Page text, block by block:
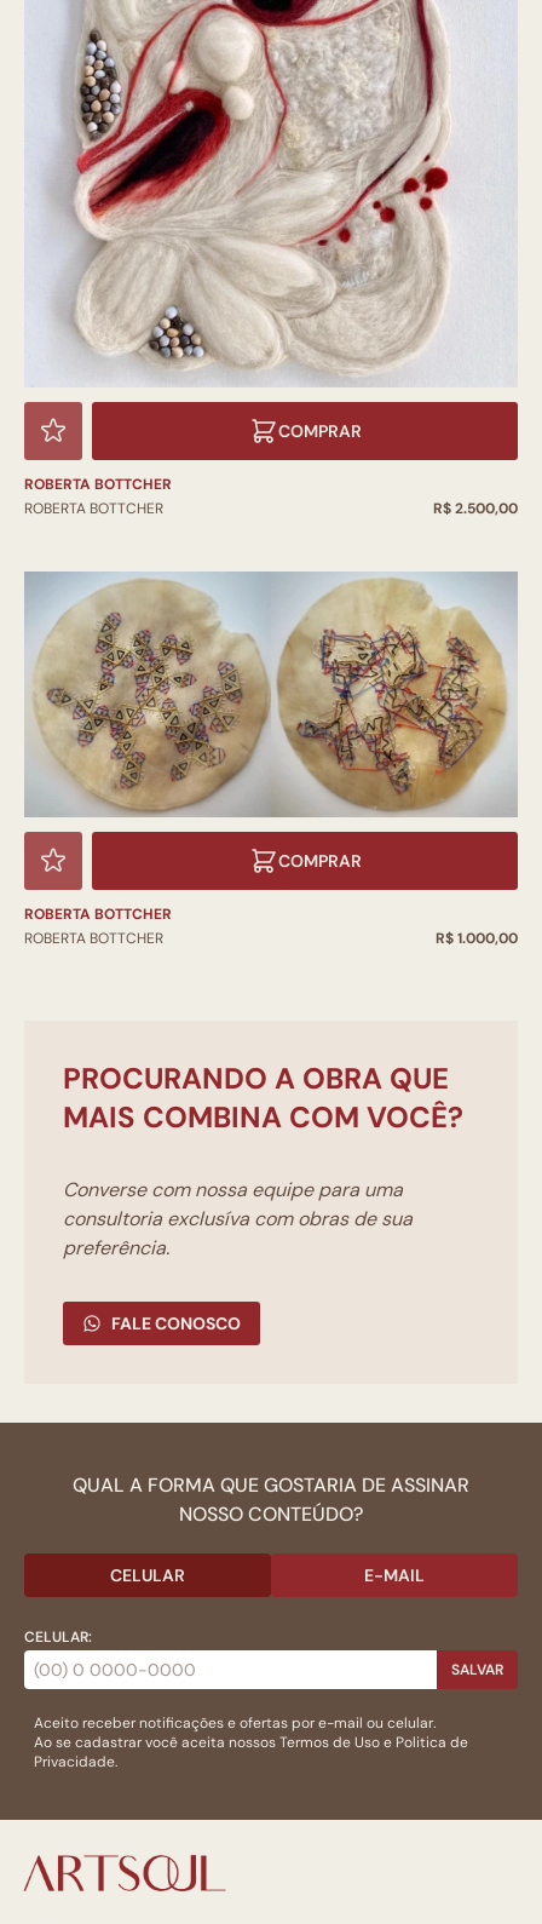
COMPRAR
ROBERTA BOTTCHER
ROBERTA BOTTCHER
R$ 2.500,00
COMPRAR
ROBERTA BOTTCHER
ROBERTA BOTTCHER
R$ 1.000,00
PROCURANDO A OBRA QUE
MAIS COMBINA COM VOCÊ?
Converse com nossa equipe para uma
consultoria exclusíva com obras de sua
preferência.
FALE CONOSCO
QUAL A FORMA QUE GOSTARIA DE ASSINAR
NOSSO CONTEÚDO?
CELULAR E-MAIL
CELULAR:
SALVAR
Aceito receber notificações e ofertas por e-mail ou celular.
Ao se cadastrar você aceita nossosTermos de Usoe Politica de
Privacidade.